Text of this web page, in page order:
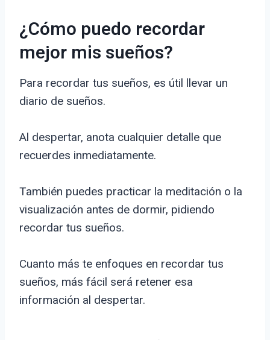
¿Cómo puedo recordar
mejor mis sueños?
Para recordar tus sueños, es útil llevar un
diario de sueños.
Al despertar, anota cualquier detalle que
recuerdes inmediatamente.
También puedes practicar la meditación o la
visualización antes de dormir, pidiendo
recordar tus sueños.
Cuanto más te enfoques en recordar tus
sueños, más fácil será retener esa
información al despertar.